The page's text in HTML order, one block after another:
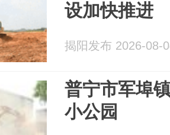
设加快推进
揭阳发布 2026-08-
普宁市军埠
小公园